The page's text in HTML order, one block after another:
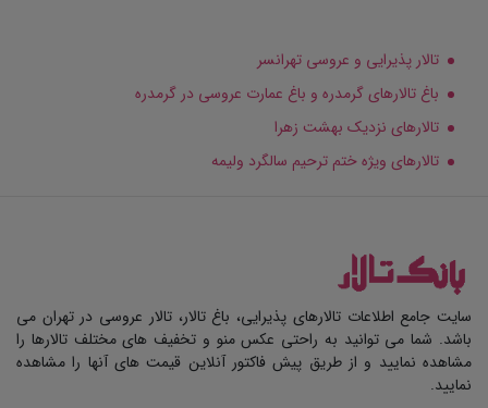
تالار پذیرایی و عروسی تهرانسر
باغ تالارهای گرمدره و باغ عمارت عروسی در گرمدره
تالارهای نزدیک بهشت زهرا
تالارهای ویژه ختم ترحیم سالگرد ولیمه
سایت جامع اطلاعات تالارهای پذیرایی، باغ تالار، تالار عروسی در تهران می
باشد. شما می توانید به راحتی عکس منو و تخفیف های مختلف تالارها را
مشاهده نمایید و از طریق پیش فاکتور آنلاین قیمت های آنها را مشاهده
نمایید.